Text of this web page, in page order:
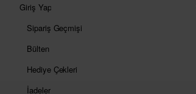
Giriş Yap
Sipariş Geçmişi
Bülten
Hediye Çekleri
İadeler